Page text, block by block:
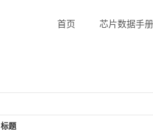
首页 芯片数据手册
标题